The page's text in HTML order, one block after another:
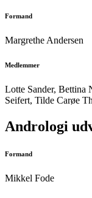
Formand
Margrethe Andersen
Medlemmer
Lotte Sander, Bettina
Seifert, Tilde Carøe
Andrologi
Formand
Mikkel Fode